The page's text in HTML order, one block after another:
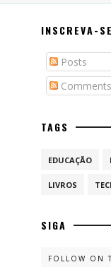
INSCREVA-SE
Posts
Comments
TAGS
EDUCAÇÃO
LIVROS
SIGA
FOLLOW ON